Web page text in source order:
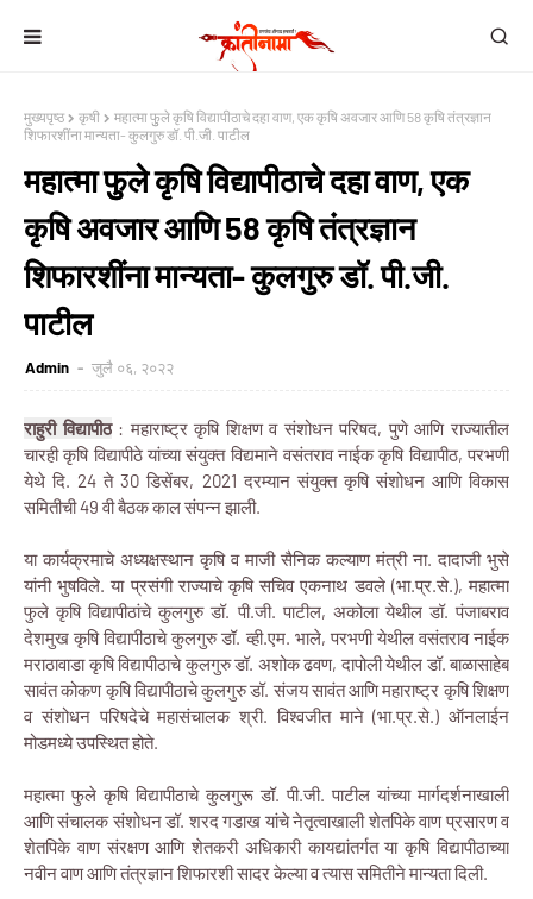
मुख्यपृष्ठ कृषी
महात्मा फुुले कृषि विद्यापीठाचे दहा वाण, एक कृषि अवजार आणि 58 कृषि तंत्रज्ञान
शिफारशींना मान्यता- कुलगुरु डॉ. पी.जी. पाटील
महात्मा फुुले कृषि विद्यापीठाचे दहा वाण, एक
कृषि अवजार आणि 58 कृषि तंत्रज्ञान
शिफारशींना मान्यता- कुलगुरु डॉ. पी.जी.
पाटील
Admin जुलै ०६, २०२२
राहुरी विद्यापीठ: महाराष्ट्र कृषि शिक्षण व संशोधन परिषद, पुणे आणि राज्यातील
चारही कृषि विद्यापीठे यांच्या संयुक्त विद्यमाने वसंतराव नाईक कृषि विद्यापीठ, परभणी
येथे दि. 24 ते 30 डिसेंबर, 2021 दरम्यान संयुक्त कृषि संशोधन आणि विकास
समितीची 49 वी बैठक काल संपन्न झाली.
या कार्यक्रमाचे अध्यक्षस्थान कृषि व माजी सैनिक कल्याण मंत्री ना. दादाजी भुसे
यांनी भुषविले. या प्रसंगी राज्याचे कृषि सचिव एकनाथ डवले (भा.प्र.से.), महात्मा
फुले कृषि विद्यापीठांचे कुलगुरु डॉ. पी.जी. पाटील, अकोला येथील डॉ. पंजाबराव
देशमुख कृषि विद्यापीठाचे कुलगुरु डॉ. व्ही.एम. भाले, परभणी येथील वसंतराव नाईक
मराठावाडा कृषि विद्यापीठाचे कुलगुरु डॉ. अशोक ढवण, दापोली येथील डॉ. बाळासाहेब
सावंत कोकण कृषि विद्यापीठाचे कुलगुरु डॉ. संजय सावंत आणि महाराष्ट्र कृषि शिक्षण
व संशोधन परिषदेचे महासंचालक श्री. विश्वजीत माने (भा.प्र.से.) ऑनलाईन
मोडमध्ये उपस्थित होते.
महात्मा फुले कृषि विद्यापीठाचे कुलगुरू डॉ. पी.जी. पाटील यांच्या मार्गदर्शनाखाली
आणि संचालक संशोधन डॉ. शरद गडाख यांचे नेतृत्वाखाली शेतपिके वाण प्रसारण व
शेतपिके वाण संरक्षण आणि शेतकरी अधिकारी कायद्यांतर्गत या कृषि विद्यापीठाच्या
नवीन वाण आणि तंत्रज्ञान शिफारशी सादर केल्या व त्यास समितीने मान्यता दिली.